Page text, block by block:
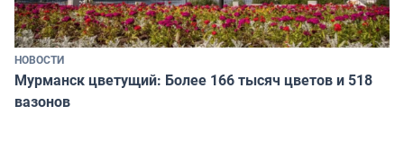
НОВОСТИ
Мурманск цветущий: Более 166 тысяч цветов и 518
вазонов